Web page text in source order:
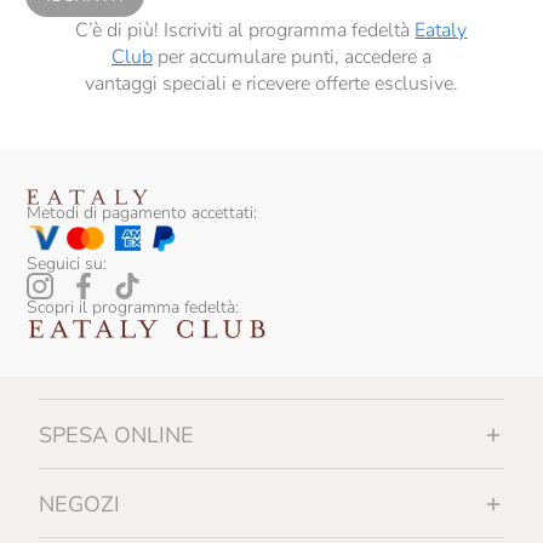
C’è di più! Iscriviti al programma fedeltà Eataly
Clubper accumulare punti, accedere a
vantaggi speciali e ricevere offerte esclusive.
Metodi di pagamento accettati:
Seguici su:
Scopri il programma fedeltà:
SPESA ONLINE
NEGOZI